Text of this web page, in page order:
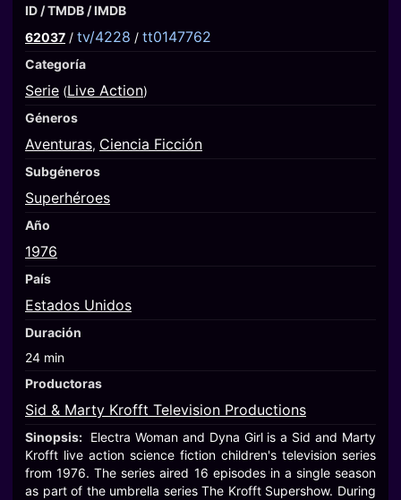
ID / TMDB / IMDB
62037 / tv/4228 / tt0147762
Categoría
Serie (Live Action)
Géneros
Aventuras, Ciencia Ficción
Subgéneros
Superhéroes
Año
1976
País
Estados Unidos
Duración
24 min
Productoras
Sid & Marty Krofft Television Productions
Sinopsis: Electra Woman and Dyna Girl is a Sid and Marty
Krofft live action science fiction children's television series
from 1976. The series aired 16 episodes in a single season
as part of the umbrella series The Krofft Supershow. During